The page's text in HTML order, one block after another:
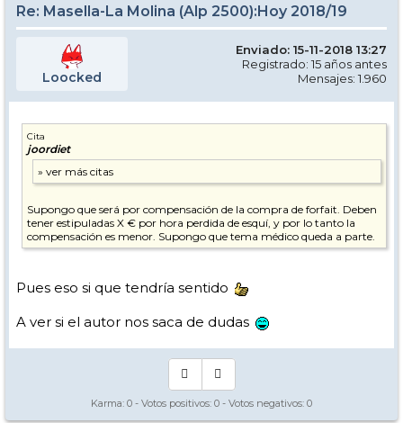
Re: Masella-La Molina (Alp 2500):Hoy 2018/19
Loocked
Enviado: 15-11-2018 13:27
Registrado: 15 años antes
Mensajes: 1.960
Cita
joordiet
Supongo que será por compensación de la compra de forfait. Deben
tener estipuladas X € por hora perdida de esquí, y por lo tanto la
compensación es menor. Supongo que tema médico queda a parte.
Pues eso si que tendría sentido
A ver si el autor nos saca de dudas
Karma: 0 - Votos positivos: 0 - Votos negativos: 0